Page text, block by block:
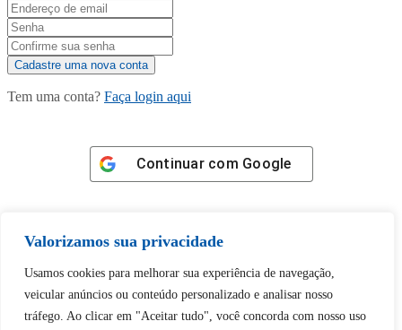
Valorizamos sua privacidade
Usamos cookies para melhorar sua experiência de navegação,
veicular anúncios ou conteúdo personalizado e analisar nosso
tráfego. Ao clicar em "Aceitar tudo", você concorda com nosso uso
Tem uma conta? Faça login aqui
Continuar com Google
Tem certeza de que deseja
desbloquear esta publicação?